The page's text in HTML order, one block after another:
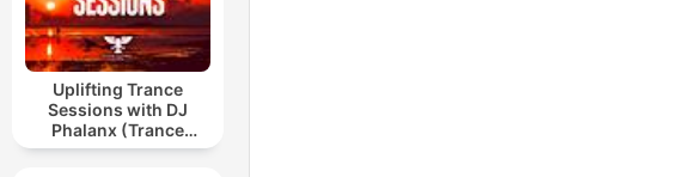
Uplifting Trance
Sessions with DJ
Phalanx (Trance
Podcast)